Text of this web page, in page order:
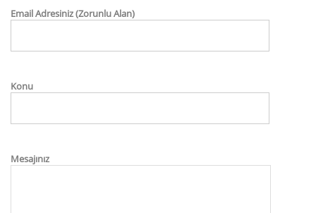
Email Adresiniz (Zorunlu Alan)
Konu
Mesajınız